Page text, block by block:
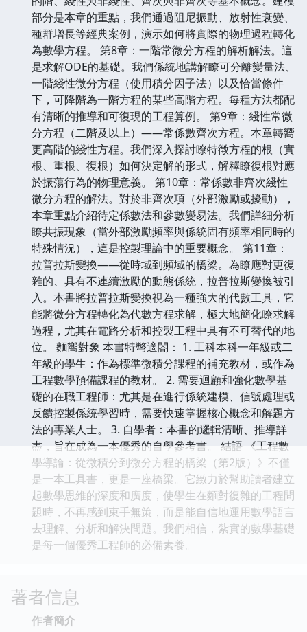
部分是本章的重點，我們通過阻尼振動、放射性衰變、
種群增長等經典案例，演示如何將實際的物理過程轉化
為數學方程。 第8章：一階常微分方程的解析解法。這
是求解ODE的基礎。我們係統地講解瞭可分離變量法、
一階綫性微分方程（使用積分因子法）以及恰當條件
下，可降階為一階方程的某些高階方程。每種方法都配
有清晰的推導和可復現的工程算例。 第9章：綫性常微
分方程（二階及以上）——常係數齊次方程。本章轉嚮
更高階的綫性方程。我們深入探討瞭特徵方程的根（實
根、重根、復根）如何決定解的形式，解釋瞭復根對應
於振蕩行為的物理意義。 第10章：常係數非齊次綫性
微分方程的解法。對於非齊次項（外部激勵或擾動），
本章重點介紹待定係數法和參數變易法。我們詳細分析
瞭共振現象（當外部激勵頻率與係統固有頻率相同時的
特殊情況），這是控製理論中的重要概念。 第11章：
拉普拉斯變換——從時域到頻域的橋梁。為瞭應對更復
雜的、具有不連續激勵的動態係統，拉普拉斯變換被引
入。本書將拉普拉斯變換視為一種強大的代數工具，它
能將微分方程轉化為代數方程求解，極大地簡化瞭求解
過程，尤其在電路分析和控製工程中具有不可替代的地
位。 麵嚮對象 本書特彆適閤： 1. 工科本科一年級或二
年級的學生：作為標準微積分課程的補充教材，或作為
工程數學預備課程的教材。 2. 需要迴顧和強化數學基
礎的在職工程師：尤其是在進行係統建模、信號處理或
反饋控製係統學習時，需要快速掌握核心概念和解題方
法的專業人士。 3. 自學者：本書的邏輯清晰、推導詳
盡，旨在成為一本優秀的自學參考書。 結語 《工程數
學導論：從微積分到微分方程的橋梁（第2版）》不僅
是一本工具書，更是一座橋梁。它緻力於幫助讀者建立
起數學思維的深度和廣度，使學生在麵對復雜的工程問
題時，不再感到束手無策，而是能自信地運用數學語言
去理解、分析和解決問題。我們相信，紮實的數學基礎
是每一個優秀工程師的必備素養。
著者信息
作者簡介